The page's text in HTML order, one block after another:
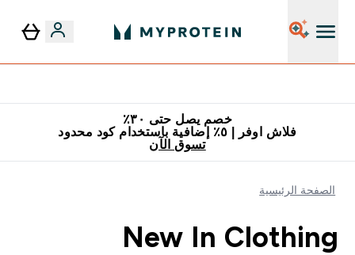
خصم يصل حتى ٣٠٪
فلاش اوفر | ٥٪ إضافية باستخدام كود محدود
تسوق الآن
الصفحة الرئيسية
New In Clothing